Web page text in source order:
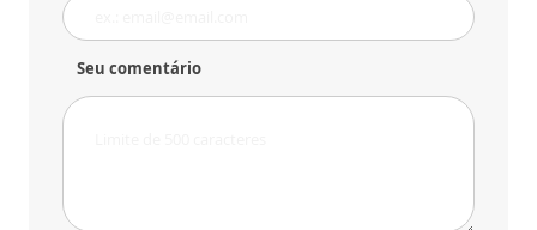
Seu comentário